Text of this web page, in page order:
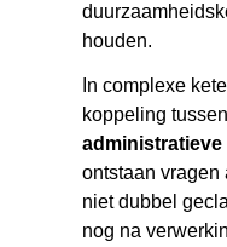
houden.
In complexe
koppeling tussen
administratieve
ontstaan vragen
niet dubbel
nog na